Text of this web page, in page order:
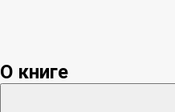
О книге